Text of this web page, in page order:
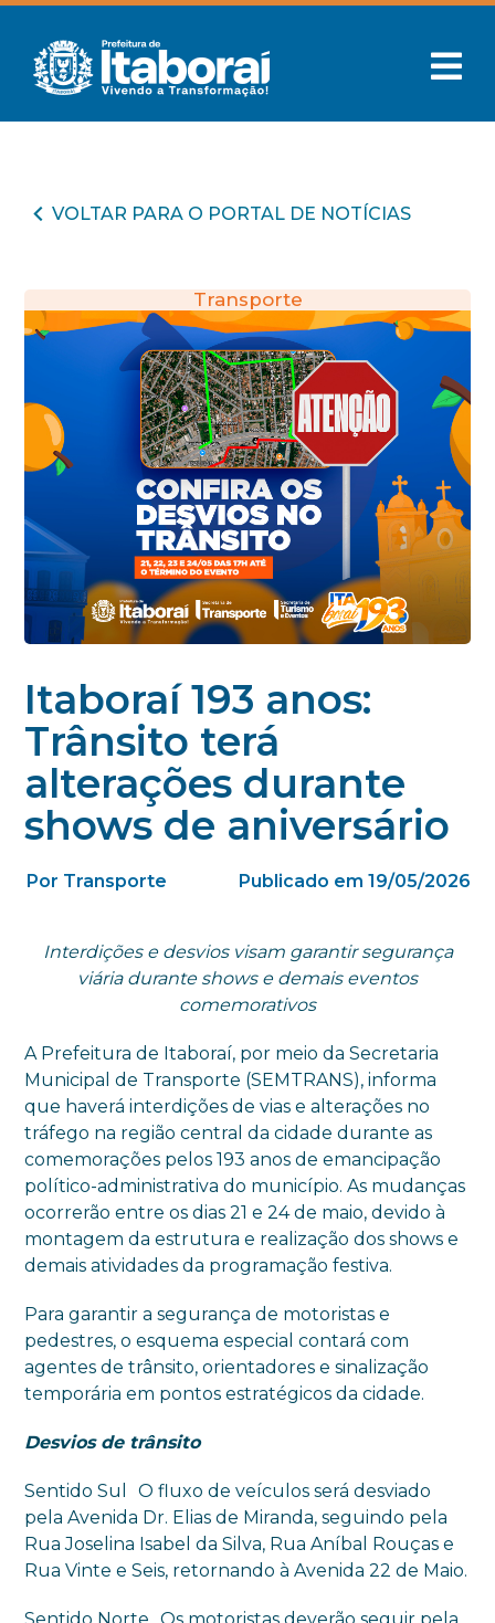
VOLTAR PARA O PORTAL DE NOTÍCIAS
Transporte
Itaboraí 193 anos:
Trânsito terá
alterações durante
shows de aniversário
Por Transporte Publicado em 19/05/2026
Interdições e desvios visam garantir segurança
viária durante shows e demais eventos
comemorativos
A Prefeitura de Itaboraí, por meio da Secretaria
Municipal de Transporte (SEMTRANS), informa
que haverá interdições de vias e alterações no
tráfego na região central da cidade durante as
comemorações pelos 193 anos de emancipação
político-administrativa do município. As mudanças
ocorrerão entre os dias 21 e 24 de maio, devido à
montagem da estrutura e realização dos shows e
demais atividades da programação festiva.
Para garantir a segurança de motoristas e
pedestres, o esquema especial contará com
agentes de trânsito, orientadores e sinalização
temporária em pontos estratégicos da cidade.
Desvios de trânsito
Sentido Sul O fluxo de veículos será desviado
pela Avenida Dr. Elias de Miranda, seguindo pela
Rua Joselina Isabel da Silva, Rua Aníbal Rouças e
Rua Vinte e Seis, retornando à Avenida 22 de Maio.